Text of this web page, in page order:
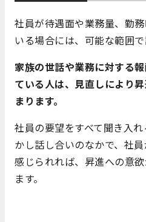
社員が待遇面や業務量、勤
いる場合には、可能な範囲で
家族の世話や業務に対する
ている人は、見直しにより
まります。
社員の要望をすべて聞き入
かし話し合いのなかで、社
感じられれば、昇進への意
ます。